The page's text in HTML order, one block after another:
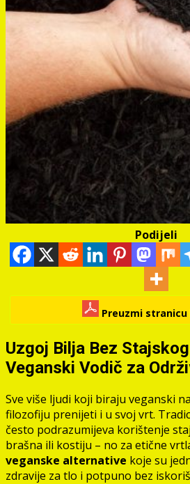
Podijeli
Preuzmi stranicu
Uzgoj Bilja Bez
Veganski Vodič za
Sve više ljudi koji biraju veganski
filozofiju prenijeti i u svoj vrt.
često podrazumijeva korištenje
brašna ili kostiju – no za etične
veganske alternative koje su
zdravije za tlo i potpuno bez